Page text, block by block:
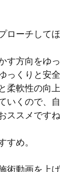
ーチしてほ
方向をゆ
くりと安
軟性の向上
くので、
ススメですね
め。